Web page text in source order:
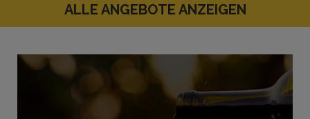
ALLE ANGEBOTE ANZEIGEN